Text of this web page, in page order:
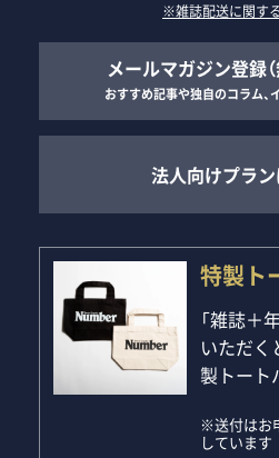
※雑誌配送に関す
メールマガジン登録
おすすめ記事や独自のコラム、
法人向けプラ
特製ト
「雑誌＋
いただく
製トート
※送付はお
しています